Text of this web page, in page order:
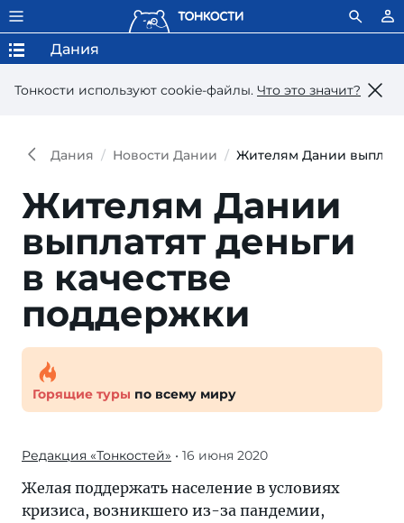
Тонкости используют сookie-файлы. Что это значит?
Дания
Дания Новости Дании Жителям Дании
Жителям Дании
выплатят деньги
в качестве
поддержки
Горящие туры по всему миру
Редакция «Тонкостей» • 16 июня 2020
Желая поддержать население в условиях
кризиса, возникшего из-за пандемии,